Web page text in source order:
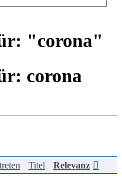
"corona"
corona
Titel Relevanz